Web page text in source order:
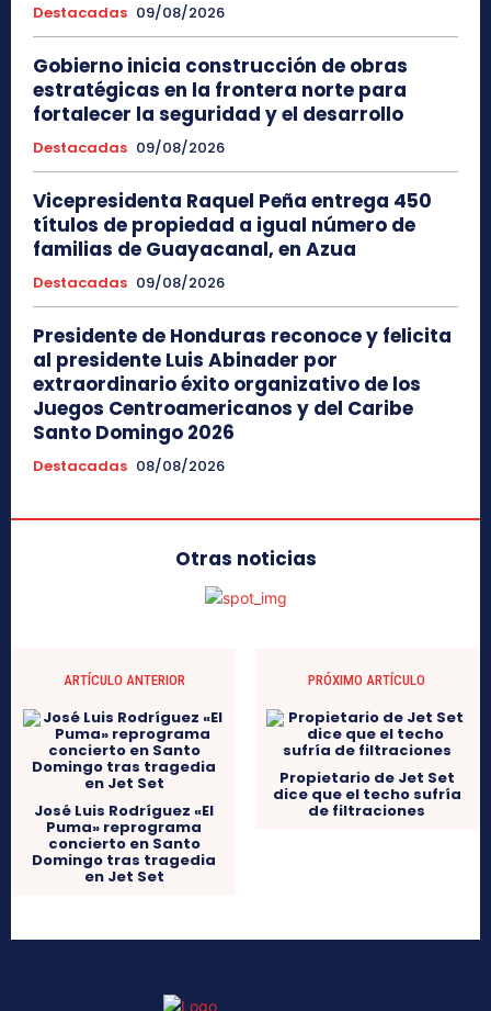
Destacadas 09/08/2026
Gobierno inicia construcción de obras
estratégicas en la frontera norte para
fortalecer la seguridad y el desarrollo
Destacadas 09/08/2026
Vicepresidenta Raquel Peña entrega 450
títulos de propiedad a igual número de
familias de Guayacanal, en Azua
Destacadas 09/08/2026
Presidente de Honduras reconoce y felicita
al presidente Luis Abinader por
extraordinario éxito organizativo de los
Juegos Centroamericanos y del Caribe
Santo Domingo 2026
Destacadas 08/08/2026
Otras noticias
ARTÍCULO ANTERIOR
José Luis Rodríguez «El
Puma» reprograma
concierto en Santo
Domingo tras tragedia
en Jet Set
PRÓXIMO ARTÍCULO
Propietario de Jet Set
dice que el techo sufría
de filtraciones